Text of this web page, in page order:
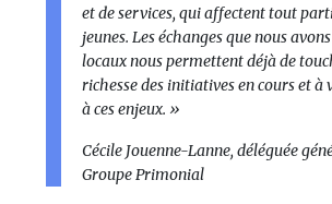
et de services, qui affectent tout
jeunes. Les échanges que nous
locaux nous permettent déjà de
richesse des initiatives en cours et
à ces enjeux. »
Cécile Jouenne-Lanne, déléguée
Groupe Primonial